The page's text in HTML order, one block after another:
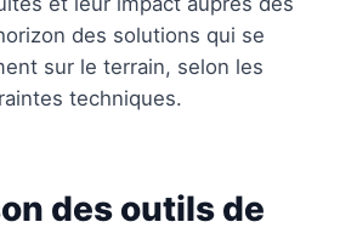
des solutions qui se
sur le terrain, selon les
techniques.
des outils de